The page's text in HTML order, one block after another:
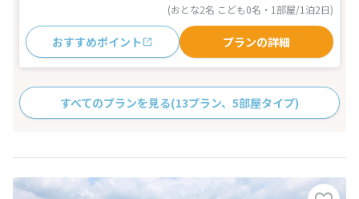
(おとな2名 こども0名・1部屋/1泊2日)
おすすめポイント プランの詳細
すべてのプランを見る(13プラン、5部屋タイプ)